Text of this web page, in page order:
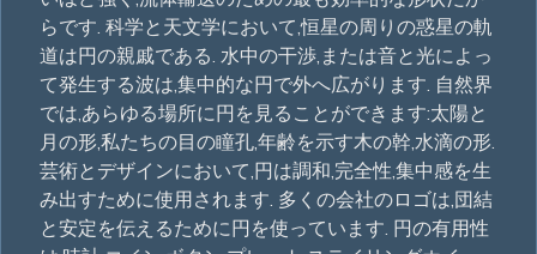
らです. 科学と天文学において,恒星の周りの惑星の軌
道は円の親戚である. 水中の干渉,または音と光によっ
て発生する波は,集中的な円で外へ広がります. 自然界
では,あらゆる場所に円を見ることができます:太陽と
月の形,私たちの目の瞳孔,年齢を示す木の幹,水滴の形.
芸術とデザインにおいて,円は調和,完全性,集中感を生
み出すために使用されます. 多くの会社のロゴは,団結
と安定を伝えるために円を使っています. 円の有用性